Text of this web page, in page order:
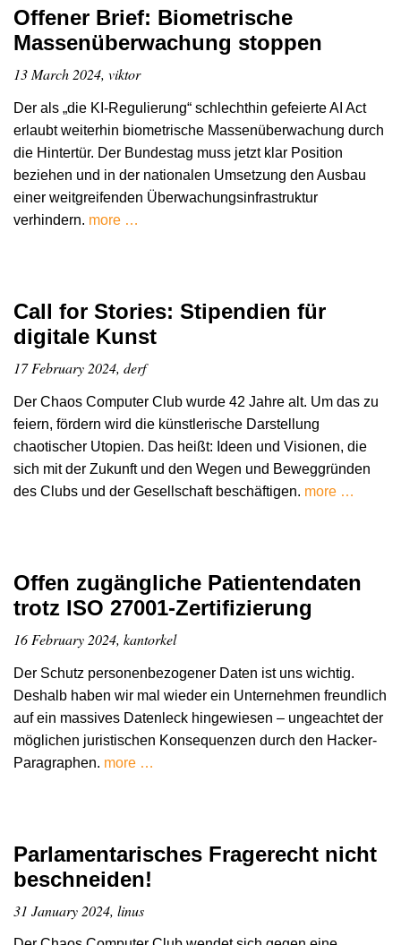
Offener Brief: Biometrische
Massenüberwachung stoppen
13 March 2024, viktor
Der als „die KI-Regulierung“ schlechthin gefeierte AI Act
erlaubt weiterhin biometrische Massenüberwachung durch
die Hintertür. Der Bundestag muss jetzt klar Position
beziehen und in der nationalen Umsetzung den Ausbau
einer weitgreifenden Überwachungsinfrastruktur
verhindern. more …
Call for Stories: Stipendien für
digitale Kunst
17 February 2024, derf
Der Chaos Computer Club wurde 42 Jahre alt. Um das zu
feiern, fördern wird die künstlerische Darstellung
chaotischer Utopien. Das heißt: Ideen und Visionen, die
sich mit der Zukunft und den Wegen und Beweggründen
des Clubs und der Gesellschaft beschäftigen. more …
Offen zugängliche Patientendaten
trotz ISO 27001-Zertifizierung
16 February 2024, kantorkel
Der Schutz personenbezogener Daten ist uns wichtig.
Deshalb haben wir mal wieder ein Unternehmen freundlich
auf ein massives Datenleck hingewiesen – ungeachtet der
möglichen juristischen Konsequenzen durch den Hacker-
Paragraphen. more …
Parlamentarisches Fragerecht nicht
beschneiden!
31 January 2024, linus